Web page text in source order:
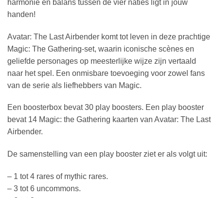
harmonie en balans tussen de vier naties ligt in jouw
handen!
Avatar: The Last Airbender komt tot leven in deze prachtige
Magic: The Gathering-set, waarin iconische scènes en
geliefde personages op meesterlijke wijze zijn vertaald
naar het spel. Een onmisbare toevoeging voor zowel fans
van de serie als liefhebbers van Magic.
Een boosterbox bevat 30 play boosters. Een play booster
bevat 14 Magic: the Gathering kaarten van Avatar: The Last
Airbender.
De samenstelling van een play booster ziet er als volgt uit:
– 1 tot 4 rares of mythic rares.
– 3 tot 6 uncommons.